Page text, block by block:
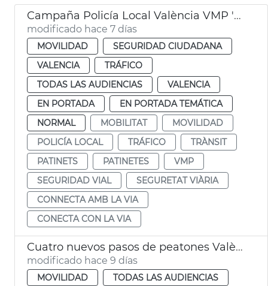
Campaña Policía Local València VMP 'Conecta con la vía'
modificado hace 7 días
MOVILIDAD
SEGURIDAD CIUDADANA
VALENCIA
TRÁFICO
TODAS LAS AUDIENCIAS
VALENCIA
EN PORTADA
EN PORTADA TEMÁTICA
NORMAL
MOBILITAT
MOVILIDAD
POLICÍA LOCAL
TRÁFICO
TRÀNSIT
PATINETS
PATINETES
VMP
SEGURIDAD VIAL
SEGURETAT VIÀRIA
CONNECTA AMB LA VIA
CONECTA CON LA VIA
Cuatro nuevos pasos de peatones València
modificado hace 9 días
MOVILIDAD
TODAS LAS AUDIENCIAS